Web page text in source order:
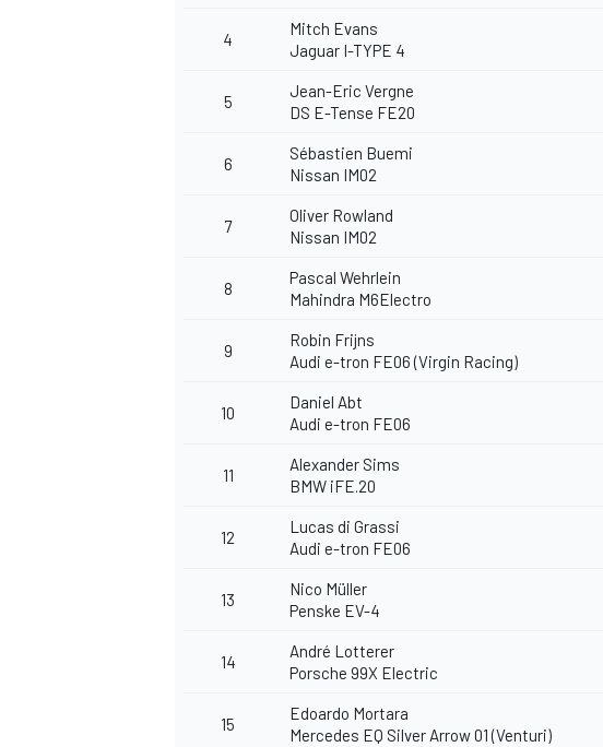
4
Mitch Evans
Jaguar I-TYPE 4
5
Jean-Eric Vergne
DS E-Tense FE20
6
Sébastien Buemi
Nissan IM02
7
Oliver Rowland
Nissan IM02
8
Pascal Wehrlein
Mahindra M6Electro
9
Robin Frijns
Audi e-tron FE06 (Virgin Racing)
10
Daniel Abt
Audi e-tron FE06
11
Alexander Sims
BMW iFE.20
12
Lucas di Grassi
Audi e-tron FE06
13
Nico Müller
Penske EV-4
14
André Lotterer
Porsche 99X Electric
15
Edoardo Mortara
Mercedes EQ Silver Arrow 01 (Venturi)